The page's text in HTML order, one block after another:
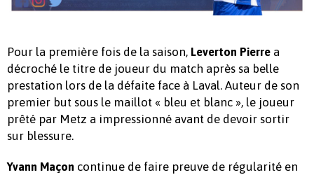
Pour la première fois de la saison, Leverton Pierre a
décroché le titre de joueur du match après sa belle
prestation lors de la défaite face à Laval. Auteur de son
premier but sous le maillot « bleu et blanc », le joueur
prêté par Metz a impressionné avant de devoir sortir
sur blessure.
Yvann Maçon continue de faire preuve de régularité en